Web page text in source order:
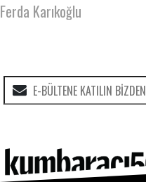
Ferda Karıkoğlu
Fırat Köker
Filiz Asar
Filiz Bozkuş Al